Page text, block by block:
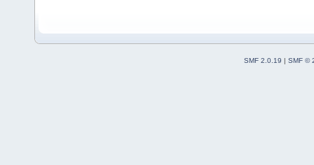
SMF 2.0.19 | SMF ©